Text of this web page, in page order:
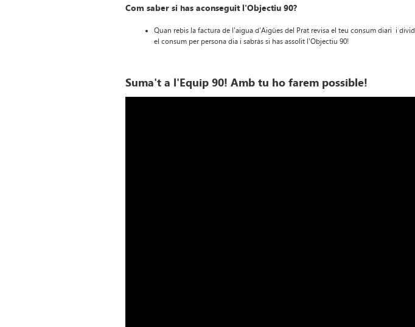
Com saber si has aconseguit l'Objectiu 90?
Quan rebis la factura de l'aigua d'Aigües del Prat revisa el teu consum diari i
el consum per persona dia i sabràs si has assolit l'Objectiu 90!
Suma't a l'Equip 90! Amb tu ho farem possible!